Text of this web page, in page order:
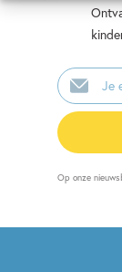
E-
mailadres
Op onze